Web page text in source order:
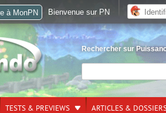
Rechercher sur
TESTS & PREVIEWS ARTICLES &
à MonPN Bienvenue sur PN